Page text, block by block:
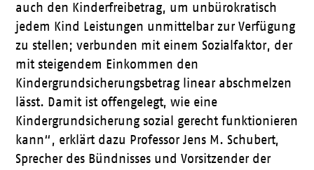
auch den Kinderfreibetrag, um unbürokratisch
jedem Kind Leistungen unmittelbar zur Verfügung
zu stellen; verbunden mit einem Sozialfaktor, der
mit steigendem Einkommen den
Kindergrundsicherungsbetrag linear abschmelzen
lässt. Damit ist offengelegt, wie eine
Kindergrundsicherung sozial gerecht funktionieren
kann“, erklärt dazu Professor Jens M. Schubert,
Sprecher des Bündnisses und Vorsitzender der